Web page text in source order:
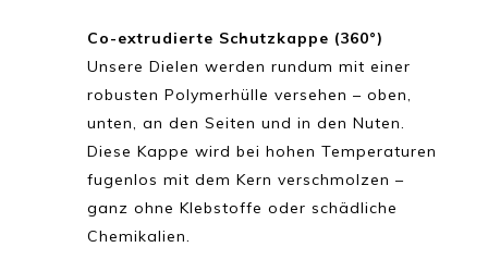
Co-extrudierte Schutzkappe (360°)
Unsere Dielen werden rundum mit einer
robusten Polymerhülle versehen – oben,
unten, an den Seiten und in den Nuten.
Diese Kappe wird bei hohen Temperaturen
fugenlos mit dem Kern verschmolzen –
ganz ohne Klebstoffe oder schädliche
Chemikalien.